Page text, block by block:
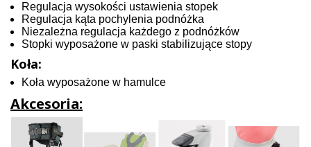
Regulacja wysokości ustawienia stopek
Regulacja kąta pochylenia podnóżka
Niezależna regulacja każdego z podnóżków
Stopki wyposażone w paski stabilizujące stopy
Koła:
Koła wyposażone w hamulce
Akcesoria: